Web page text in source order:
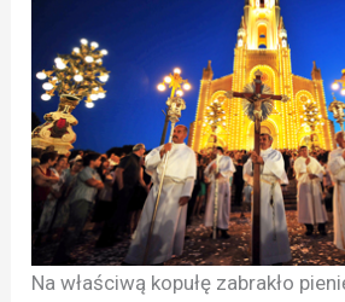
Na właściwą kopułę zabrakło